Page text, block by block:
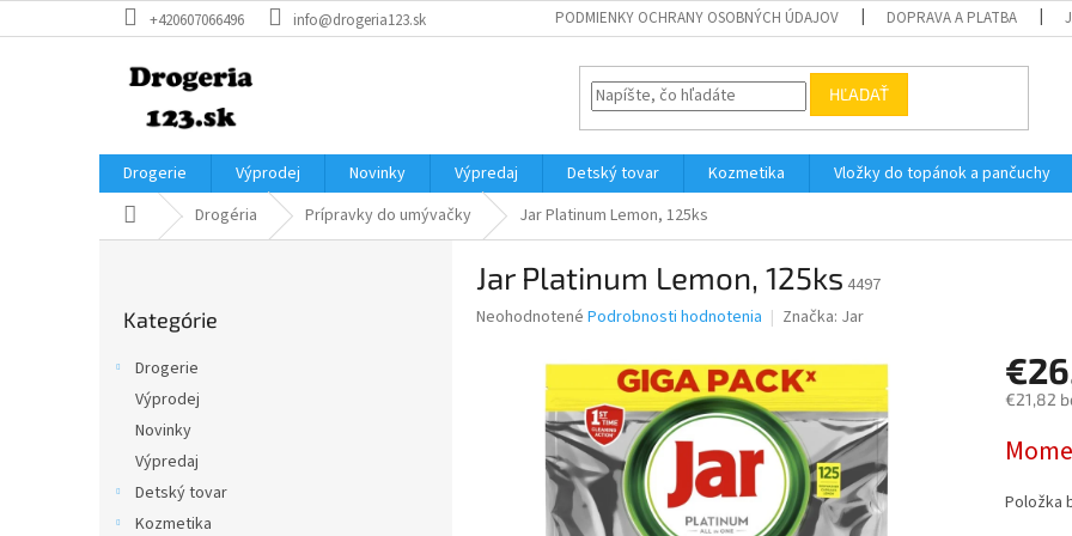
na
+420607066496 info@drogeria123.sk PODMIENKY OCHRANY OSOBNÝCH ÚDAJOV DOPRAVA A PLATBA
HĽADAŤ
Drogerie Výprodej Novinky Výpredaj Detský tovar Kozmetika Vložky do topánok a pančuchy
DomovDrogéria Prípravky do umývačky Jar Platinum Lemon, 125ks
kategórie
Kategórie
Drogerie
Výprodej
Novinky
Výpredaj
Detský tovar
Kozmetika
Jar Platinum Lemon, 125ks 4497
Priemerné
hviezdičiek.
Neohodnotené Podrobnosti hodnotenia Značka: Jar
€21,82
cena:
Položka